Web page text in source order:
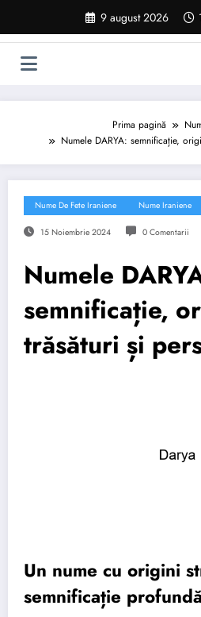
conținut
9 august 2026
Prima pagină
Numele DARYA: semnificație,
Nume De Fete Iraniene Nume Iraniene
15 Noiembrie 2024 0 Comentarii
Numele
semnificație,
trăsături și
Un nume cu origini
semnificație